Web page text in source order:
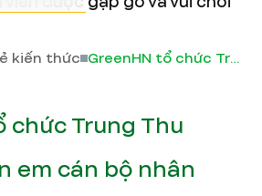
kiến thức GreenHN tổ chức Trung Thu 2023 để con em cán bộ nhân viên được gặp gỡ và vui chơi
chức Trung Thu
em cán bộ nhân